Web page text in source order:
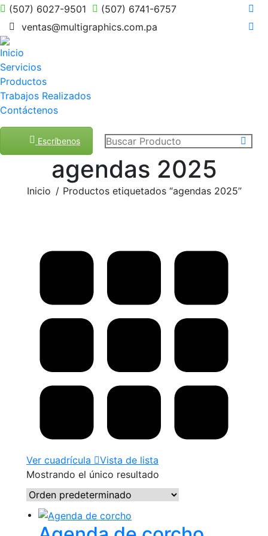
(507) 6027-9501
(507) 6741-6757
ventas@multigraphics.com.pa
Inicio
Servicios
Productos
Trabajos Realizados
Contáctenos
Escríbenos Buscar:
agendas 2025
Estás aquí:
Inicio Productos etiquetados “agendas 2025”
Ver cuadrícula
Vista de lista
Mostrando el único resultado